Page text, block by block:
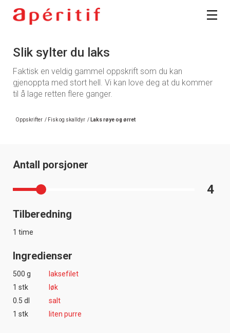
Slik sylter du laks
Faktisk en veldig gammel oppskrift som du kan
gjenoppta med stort hell. Vi kan love deg at du kommer
til å lage retten flere ganger.
Oppskrifter / Fisk og skalldyr / Laks røye og ørret
Antall porsjoner
4
Tilberedning
1 time
Ingredienser
500 g
laksefilet
1 stk
løk
0.5 dl
salt
1 stk
liten purre